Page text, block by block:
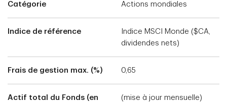
Catégorie Actions mondiales
Indice de référence
Indice MSCI Monde ($CA,
dividendes nets)
Frais de gestion max. (%) 0,65
Actif total du Fonds (en
(mise à jour mensuelle)